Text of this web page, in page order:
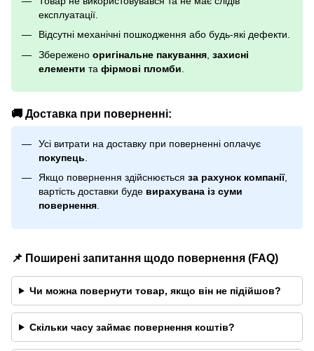
експлуатації.
Відсутні механічні пошкодження або будь-які дефекти.
Збережено оригінальне пакування захисні
елементи та фірмові пломби
🚚 Доставка при поверненні:
Усі витрати на доставку при поверненні оплачує
покупець
Якщо повернення здійснюється за рахунок компанії,
вартість доставки буде вирахувана із суми
повернення.
📌 Поширені запитання щодо повернення (FAQ)
Чи можна повернути товар, якщо він не підійшов?
Скільки часу займає повернення коштів?